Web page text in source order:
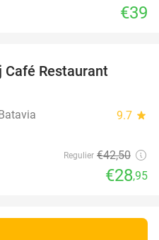
€39
Café Restaurant
9.7 star
Regulier €42,50
€28,95